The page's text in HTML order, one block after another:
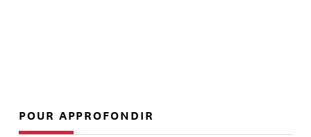
POUR APPROFONDIR